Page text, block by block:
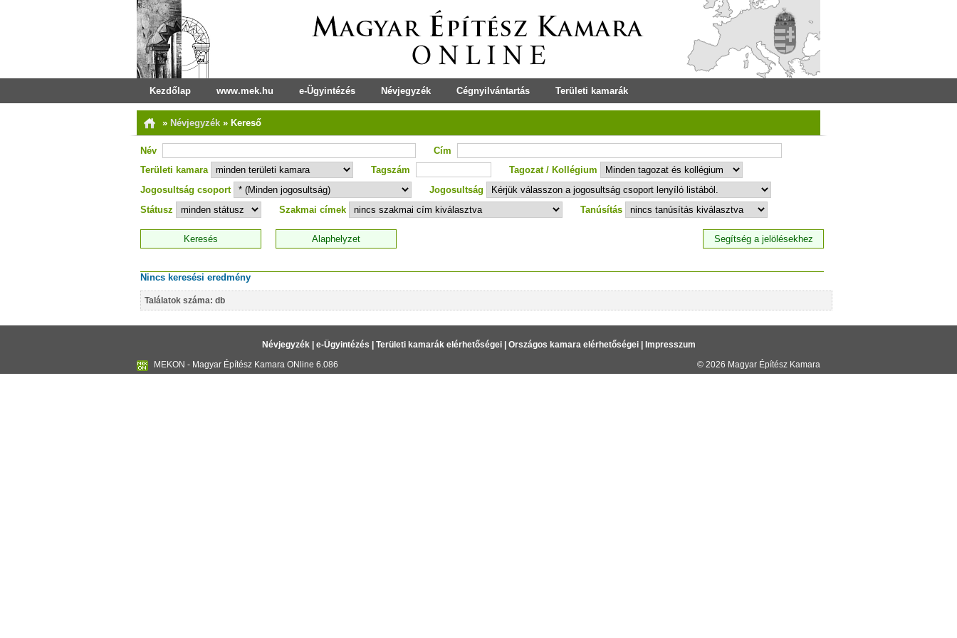
Kezdőlap www.mek.hu e-Ügyintézés Névjegyzék Cégnyilvántartás Területi kamarák
» Névjegyzék » Kereső
Név
Cím
Területi kamara
Tagszám
Tagozat / Kollégium
Jogosultság csoport
Jogosultság
Státusz
Szakmai címek Tanúsítás
Nincs keresési eredmény
Találatok száma: db
Névjegyzék| e-Ügyintézés Területi kamarák elérhetőségei| Országos kamara elérhetőségei|
Impresszum
MEKON - Magyar Építész Kamara ONline 6.086
© 2026 Magyar Építész Kamara